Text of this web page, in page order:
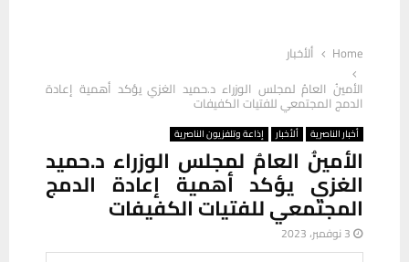
Home
ألأخبار
الأمينُ العامُ لمجلس الوزراء د.حميد الغزي يؤكد أهمية إعادة
الدمج المجتمعي للفتيات الكفيفات
أخبار الناصرية ألأخبار إذاعة وتلفزيون الناصرية
الأمينُ العامُ لمجلس الوزراء د.حميد
الغزي يؤكد أهمية إعادة الدمج
المجتمعي للفتيات الكفيفات
3 نوفمبر، 2023